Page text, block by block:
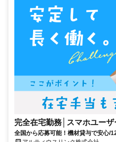
完全在宅勤務│スマホユー
全国から応募可能！機材貸与で安心/